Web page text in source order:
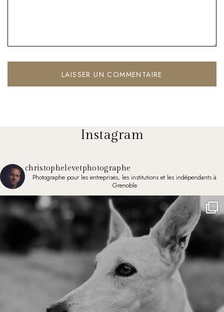
Instagram
christophelevetphotographe
Photographe pour les entreprises, les institutions et les indépendants à
Grenoble